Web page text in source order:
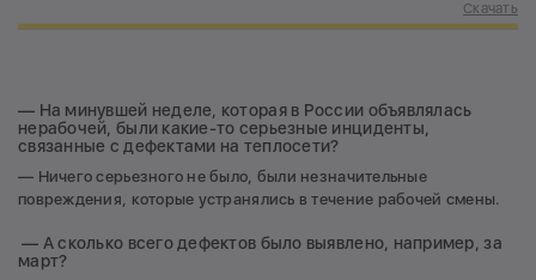
Скачать
— На минувшей неделе, которая в России объявлялась
нерабочей, были какие-то серьезные инциденты,
связанные с дефектами на теплосети?
— Ничего серьезного не было, были незначительные
повреждения, которые устранялись в течение рабочей смены.
— А сколько всего дефектов было выявлено, например, за
март?